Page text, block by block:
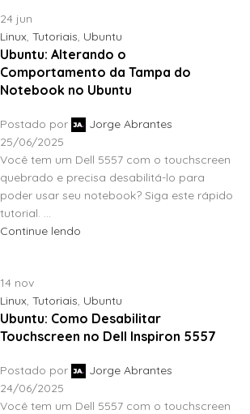
24 jun
Linux, Tutoriais, Ubuntu
Ubuntu: Alterando o
Comportamento da Tampa do
Notebook no Ubuntu
Postado por
Jorge Abrantes
25/06/2025
Você tem um Dell 5557 com o touchscreen
quebrado e precisa desabilitá-lo para
poder usar seu notebook? Siga este rápido
tutorial. ...
Continue lendo
14 nov
Linux, Tutoriais, Ubuntu
Ubuntu: Como Desabilitar
Touchscreen no Dell Inspiron 5557
Postado por
Jorge Abrantes
24/06/2025
Você tem um Dell 5557 com o touchscreen